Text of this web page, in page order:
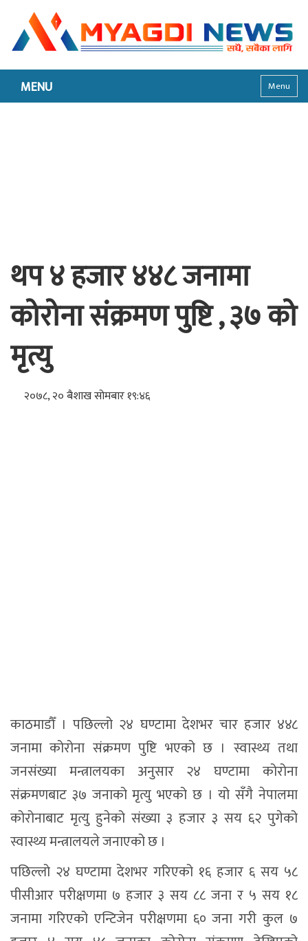
MENU Menu
थप ४ हजार ४४८ जनामा
कोरोना संक्रमण पुष्टि , ३७ को
मृत्यु
२०७८, २० बैशाख सोमबार १९:४६
काठमाडौँ । पछिल्लो २४ घण्टामा देशभर चार हजार ४४८
जनामा कोरोना संक्रमण पुष्टि भएको छ । स्वास्थ्य तथा
जनसंख्या मन्त्रालयका अनुसार २४ घण्टामा कोरोना
संक्रमणबाट ३७ जनाको मृत्यु भएको छ । यो सँगै नेपालमा
कोरोनाबाट मृत्यु हुनेको संख्या ३ हजार ३ सय ६२ पुगेको
स्वास्थ्य मन्त्रालयले जनाएको छ ।
पछिल्लो २४ घण्टामा देशभर गरिएको १६ हजार ६ सय ५८
पीसीआर परीक्षणमा ७ हजार ३ सय ८८ जना र ५ सय १८
जनामा गरिएको एन्टिजेन परीक्षणमा ६० जना गरी कुल ७